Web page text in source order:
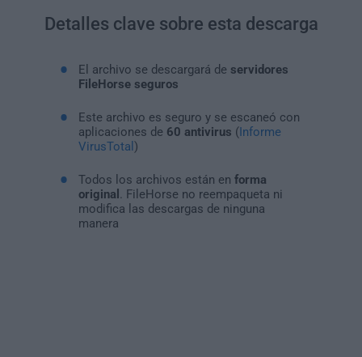
Detalles clave sobre esta descarga
El archivo se descargará de servidores
FileHorse seguros
Este archivo es seguro y se escaneó con
aplicaciones de 60 antivirus (Informe
VirusTotal )
Todos los archivos están en forma
original
. FileHorse no reempaqueta ni
modifica las descargas de ninguna
manera